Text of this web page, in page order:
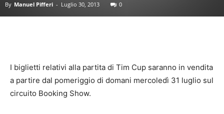
By Manuel Pifferi - Luglio 30, 2013 0
I biglietti relativi alla partita di Tim Cup saranno in vendita
a partire dal pomeriggio di domani mercoledì 31 luglio sul
circuito Booking Show.